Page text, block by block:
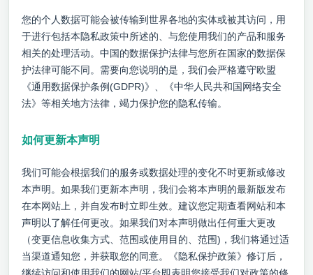
您的个人数据可能会被传输到世界各地的实体或被其访问，用
于进行包括本隐私政策中所述的、与您使用我们的产品和服务
相关的处理活动。中国的数据保护法律与您所在国家的数据保
护法律可能不同。需要向您说明的是，我们会严格遵守欧盟
《通用数据保护条例(GDPR)》、《中华人民共和国网络安全
法》等相关地方法律，竭力保护您的隐私传输。
如何更新本声明
我们可能会根据我们的服务或数据处理的变化不时更新或修改
本声明。如果我们更新本声明，我们会将本声明的最新版发布
在本网站上，并自发布时立即生效。建议您定期查看网站和本
声明以了解任何更改。如果我们对本声明做出任何重大更改
（变更信息收集方式、范围或使用目的、范围)，我们将通过适
当渠道通知您，并获取您的同意。《隐私保护政策》修订后，